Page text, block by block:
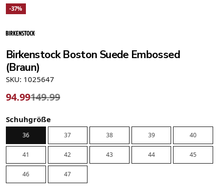
-37%
Birkenstock Boston Suede Embossed
(Braun)
SKU: 1025647
94.99149.99
Schuhgröße
36 37 38 39 40
41 42 43 44 45
46 47